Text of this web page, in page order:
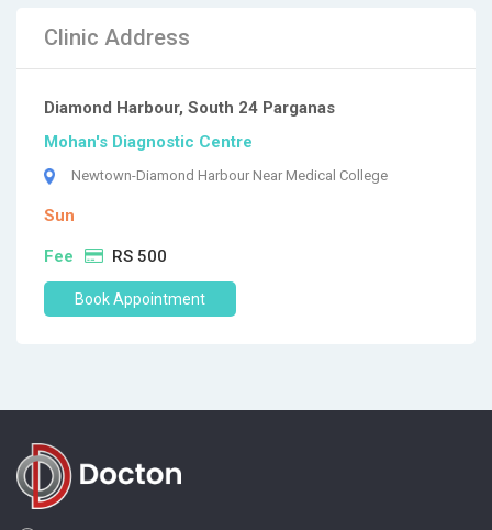
Clinic Address
Diamond Harbour, South 24 Parganas
Mohan's Diagnostic Centre
Newtown-Diamond Harbour Near Medical College
Sun
Fee RS 500
Book Appointment